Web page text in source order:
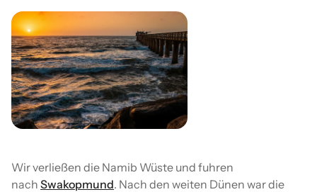
Wir verließen die Namib Wüste und fuhren
nach Swakopmund. Nach den weiten Dünen war die